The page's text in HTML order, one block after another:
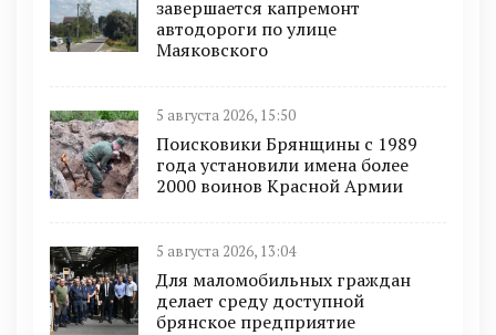
завершается капремонт
автодороги по улице
Маяковского
5 августа 2026, 15:50
Поисковики Брянщины с 1989
года установили имена более
2000 воинов Красной Армии
5 августа 2026, 13:04
Для маломобильных граждан
делает среду доступной
брянское предприятие